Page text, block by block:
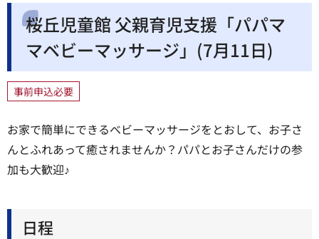
桜丘児童館 父親育児支援「パパマ
マベビーマッサージ」(7月11日)
事前申込必要
お家で簡単にできるベビーマッサージをとおして、お子さ
んとふれあって癒されませんか？パパとお子さんだけの参
加も大歓迎♪
日程